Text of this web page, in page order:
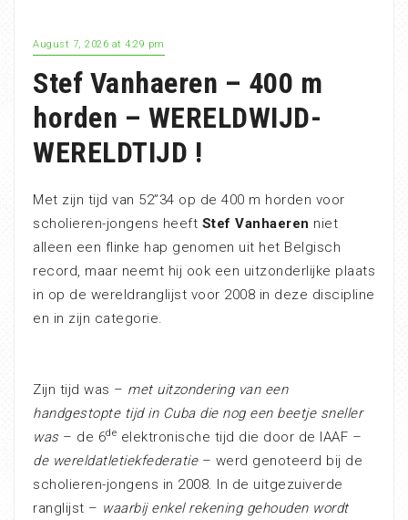
August 7, 2026 at 4:29 pm
Stef Vanhaeren – 400 m
horden – WERELDWIJD-
WERELDTIJD !
Met zijn tijd van 52”34 op de 400 m horden voor
scholieren-jongens heeft Stef Vanhaeren niet
alleen een flinke hap genomen uit het Belgisch
record, maar neemt hij ook een uitzonderlijke plaats
in op de wereldranglijst voor 2008 in deze discipline
en in zijn categorie.
Zijn tijd was – met uitzondering van een
handgestopte tijd in Cuba die nog een beetje sneller
was – de 6de elektronische tijd die door de IAAF –
de wereldatletiekfederatie– werd genoteerd bij de
scholieren-jongens in 2008. In de uitgezuiverde
ranglijst – waarbij enkel rekening gehouden wordt